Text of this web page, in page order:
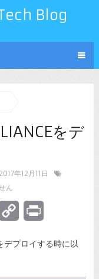
Blog
をデ
2017年12月11日
ん
Facebook
Copy
プロイする時に以